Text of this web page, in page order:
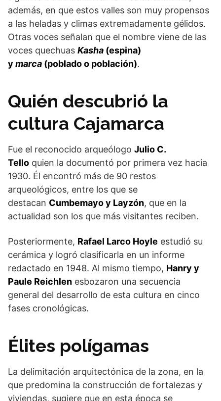
además, en que estos valles son muy propensos
a las heladas y climas extremadamente gélidos.
Otras voces señalan que el nombre viene de las
voces quechuas Kasha (espina)
y marca (poblado o población).
Quién descubrió la
cultura Cajamarca
Fue el reconocido arqueólogo Julio C.
Tello quien la documentó por primera vez hacia
1930. Él encontró más de 90 restos
arqueológicos, entre los que se
destacan Cumbemayo y Layzón, que en la
actualidad son los que más visitantes reciben.
Posteriormente, Rafael Larco Hoyle estudió su
cerámica y logró clasificarla en un informe
redactado en 1948. Al mismo tiempo, Hanry y
Paule Reichlen esbozaron una secuencia
general del desarrollo de esta cultura en cinco
fases cronológicas.
Élites polígamas
La delimitación arquitectónica de la zona, en la
que predomina la construcción de fortalezas y
viviendas, sugiere que en esta época se